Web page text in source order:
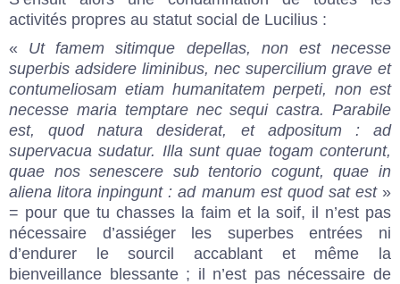
activités propres au statut social de Lucilius :
« Ut famem sitimque depellas, non est necesse
superbis adsidere liminibus, nec supercilium grave et
contumeliosam etiam humanitatem perpeti, non est
necesse maria temptare nec sequi castra. Parabile
est, quod natura desiderat, et adpositum : ad
supervacua sudatur. Illa sunt quae togam conterunt,
quae nos senescere sub tentorio cogunt, quae in
aliena litora inpingunt : ad manum est quod sat est»
= pour que tu chasses la faim et la soif, il n’est pas
nécessaire d’assiéger les superbes entrées ni
d’endurer le sourcil accablant et même la
bienveillance blessante ; il n’est pas nécessaire de